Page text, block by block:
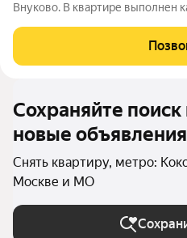
Внуково. В квартире выполнен
жил. Квартира сдается
комфортного проживания. Район
Сохраняйте поиск
новые объявления
Снять квартиру, метро:
Москве и МО